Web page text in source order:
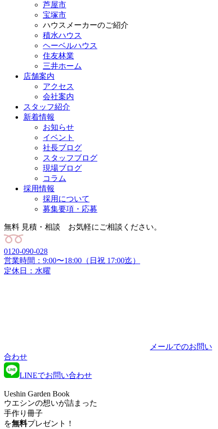
芦屋市
宝塚市
ハウスメーカーのご紹介
積水ハウス
ヘーベルハウス
住友林業
三井ホーム
店舗案内
アクセス
会社案内
スタッフ紹介
新着情報
お知らせ
イベント
社長ブログ
スタッフブログ
現場ブログ
コラム
採用情報
採用について
募集要項・応募
無料 見積・相談 お気軽にご相談ください。
0120-090-028
営業時間：9:00〜18:00（日祝 17:00迄）
定休日：水曜
メールでのお問い
合わせ
LINEでお問い合わせ
Ueshin Garden Book
ウエシンの想いが詰まった
手作り冊子
を無料プレゼント！